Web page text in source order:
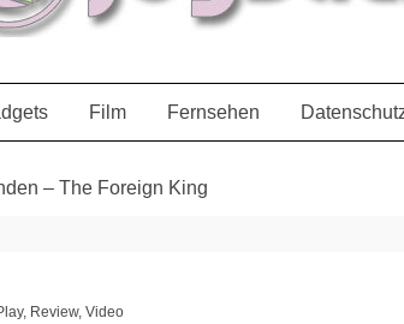
Film Fernsehen
– The Foreign King
, Review, Video